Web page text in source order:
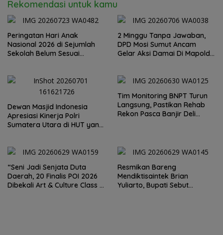
Rekomendasi untuk kamu
Peringatan Hari Anak
Nasional 2026 di Sejumlah
Sekolah Belum Sesuai
2 Minggu Tanpa Jawaban,
DPD Mosi Sumut Ancam
Gelar Aksi Damai Di Mapolda
Sumut Irjen Whisnu
Dewan Masjid Indonesia
Apresiasi Kinerja Polri
Sumatera Utara di HUT yang
Tim Monitoring BNPT Turun
Langsung, Pastikan Rehab
Rekon Pasca Banjir Deli
“Seni Jadi Senjata Duta
Daerah, 20 Finalis POI 2026
Dibekali Art & Culture Class di
Resmikan Bareng
Mendiktisaintek Brian
Yuliarto, Bupati Sebut